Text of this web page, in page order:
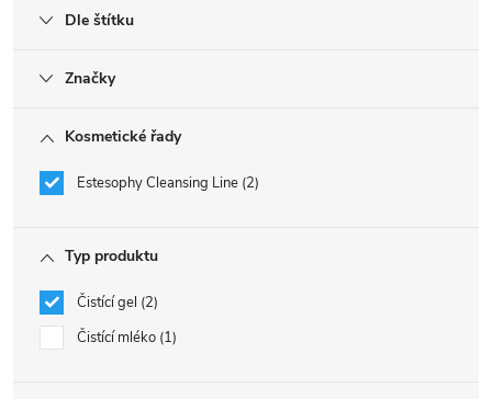
Dle štítku
Značky
Kosmetické řady
Estesophy Cleansing Line 2
Typ produktu
Čistící gel 2
Čistící mléko 1